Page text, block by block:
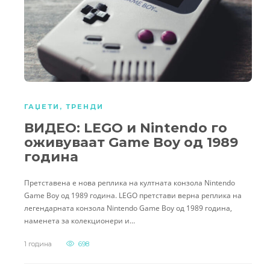
ГАЏЕТИ , ТРЕНДИ
ВИДЕО: LEGO и Nintendo го
оживуваат Game Boy од 1989
година
Претставена е нова реплика на култната конзола Nintendo
Game Boy од 1989 година. LEGO претстави верна реплика на
легендарната конзола Nintendo Game Boy од 1989 година,
наменета за колекционери и…
1 година 698